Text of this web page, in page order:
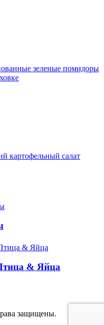
зеленые помидоры
картофельный салат
& Яйца
защищены.